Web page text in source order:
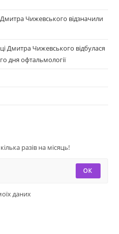
Дмитра Чижевського відзначили
Дмитра Чижевського відбулася
дня офтальмології
разів на місяць!
ОК
даних